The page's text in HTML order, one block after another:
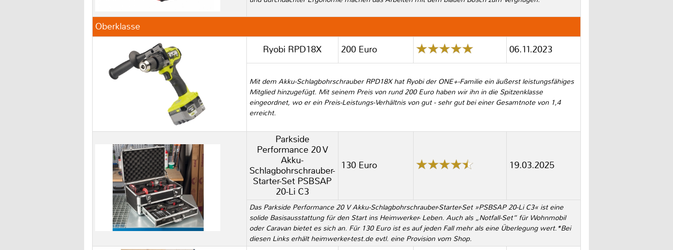
Oberklasse
Ryobi RPD18X
200 Euro 06.11.2023
Mit dem Akku-Schlagbohrschrauber RPD18X hat Ryobi der ONE+-Familie ein äußerst leistungsfähiges
Mitglied hinzugefügt. Mit seinem Preis von rund 200 Euro haben wir ihn in die Spitzenklasse
eingeordnet, wo er ein Preis-Leistungs-Verhältnis von gut - sehr gut bei einer Gesamtnote von 1,4
erreicht.
Parkside
Performance 20 V
Akku-
Schlagbohrschrauber-
Starter-Set PSBSAP
20-Li C3
130 Euro 19.03.2025
Das Parkside Performance 20 V Akku-Schlagbohrschrauber-Starter-Set »PSBSAP 20-Li C3« ist eine
solide Basisausstattung für den Start ins Heimwerker- Leben. Auch als „Notfall-Set“ für Wohnmobil
oder Caravan bietet es sich an. Für 130 Euro ist es auf jeden Fall mehr als eine Überlegung wert.*Bei
diesen Links erhält heimwerker-test.de evtl. eine Provision vom Shop.